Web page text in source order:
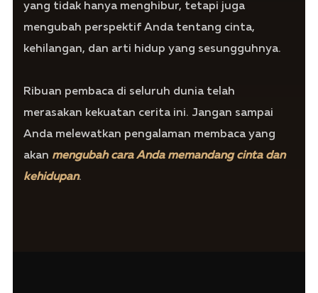
yang tidak hanya menghibur, tetapi juga
mengubah perspektif Anda tentang cinta,
kehilangan, dan arti hidup yang sesungguhnya.
Ribuan pembaca di seluruh dunia telah
merasakan kekuatan cerita ini. Jangan sampai
Anda melewatkan pengalaman membaca yang
akan mengubah cara Anda memandang cinta dan
kehidupan.